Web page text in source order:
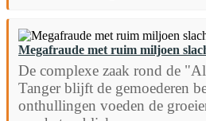
Megafraude met ruim miljoen
De complexe zaak rond de
Tanger blijft de gemoederen
onthullingen voeden de